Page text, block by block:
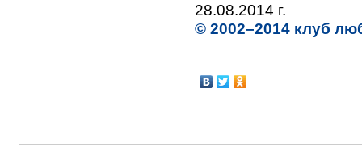
28.08.2014 г.
© 2002–2014 клуб